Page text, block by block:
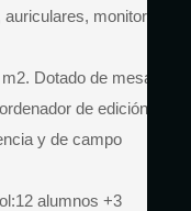
monitor de
Dotado de mesa de
de edición
y de campo
alumnos +3